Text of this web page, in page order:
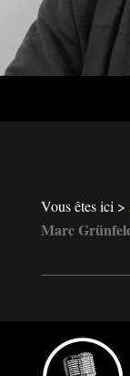
Vous êtes ici
Marc